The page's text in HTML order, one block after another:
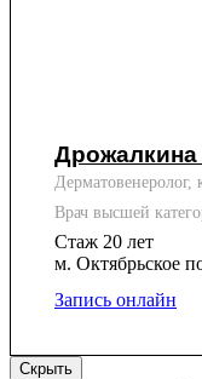
Дрожалкина
Дерматовенеролог,
Врач высшей
Стаж 20 лет
м. Октябрьское
Запись онлайн
Скрыть